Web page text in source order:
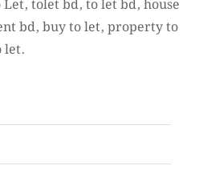
Let, tolet bd, to let bd, house
bd, buy to let, property to
let.